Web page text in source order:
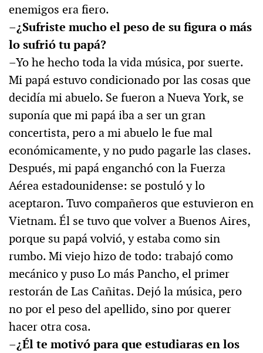
enemigos era fiero.
–¿Sufriste mucho el peso de su figura o más
lo sufrió tu papá?
–Yo he hecho toda la vida música, por suerte.
Mi papá estuvo condicionado por las cosas que
decidía mi abuelo. Se fueron a Nueva York, se
suponía que mi papá iba a ser un gran
concertista, pero a mi abuelo le fue mal
económicamente, y no pudo pagarle las clases.
Después, mi papá enganchó con la Fuerza
Aérea estadounidense: se postuló y lo
aceptaron. Tuvo compañeros que estuvieron en
Vietnam. Él se tuvo que volver a Buenos Aires,
porque su papá volvió, y estaba como sin
rumbo. Mi viejo hizo de todo: trabajó como
mecánico y puso Lo más Pancho, el primer
restorán de Las Cañitas. Dejó la música, pero
no por el peso del apellido, sino por querer
hacer otra cosa.
–¿Él te motivó para que estudiaras en los